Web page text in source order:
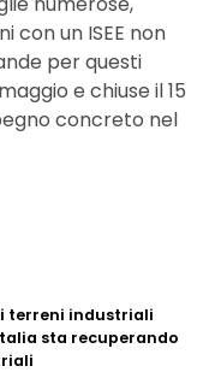
con un ISEE non
per questi
e chiuse il 15
concreto nel
terreni industriali
sta recuperando